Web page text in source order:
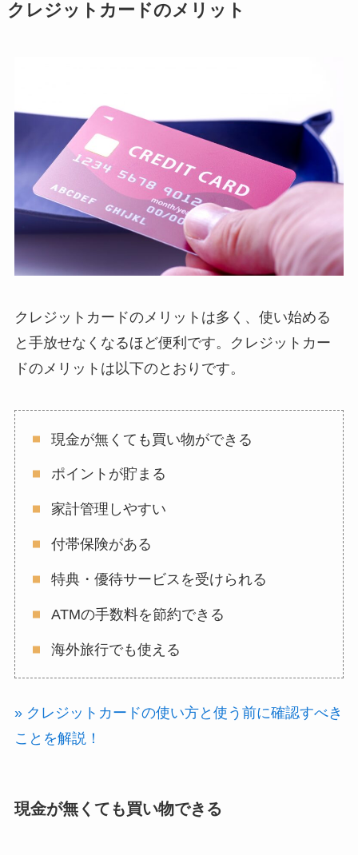
クレジットカードのメリット
クレジットカードのメリットは多く、使い始める
と手放せなくなるほど便利です。クレジットカー
ドのメリットは以下のとおりです。
現金が無くても買い物ができる
ポイントが貯まる
家計管理しやすい
付帯保険がある
特典・優待サービスを受けられる
ATMの手数料を節約できる
海外旅行でも使える
» クレジットカードの使い方と使う前に確認すべき
ことを解説！
現金が無くても買い物できる